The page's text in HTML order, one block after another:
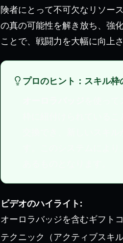
険者にとって不可欠なリソー
の真の可能性を解き放ち、強
ことで、戦闘力を大幅に向上
プロのヒント：スキル
ビデオのハイライト:
オーロラバッジを含むギフト
テクニック（アクティブスキ